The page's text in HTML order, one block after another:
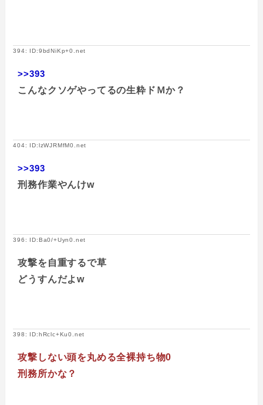
394: ID:9bdNiKp+0.net
>>393
こんなクソゲやってるの生粋ドＭか？
404: ID:lzWJRMfM0.net
>>393
刑務作業やんけw
396: ID:Ba0/+Uyn0.net
攻撃を自重するで草
どうすんだよw
398: ID:hRclc+Ku0.net
攻撃しない頭を丸める全裸持ち物0
刑務所かな？